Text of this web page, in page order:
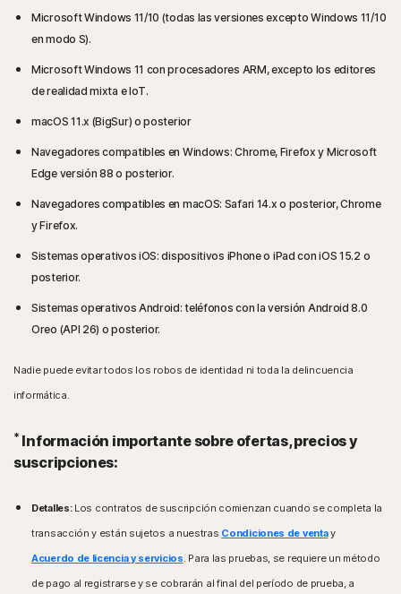
Microsoft Windows 11/10 (todas las versiones excepto Windows 11/10
en modo S).
Microsoft Windows 11 con procesadores ARM, excepto los editores
de realidad mixta e IoT.
macOS 11.x (BigSur) o posterior
Navegadores compatibles en Windows: Chrome, Firefox y Microsoft
Edge versión 88 o posterior.
Navegadores compatibles en macOS: Safari 14.x o posterior, Chrome
y Firefox.
Sistemas operativos iOS: dispositivos iPhone o iPad con iOS 15.2 o
posterior.
Sistemas operativos Android: teléfonos con la versión Android 8.0
Oreo (API 26) o posterior.
Nadie puede evitar todos los robos de identidad ni toda la delincuencia
informática.
* Información importante sobre ofertas, precios y
suscripciones:
Detalles:Los contratos de suscripción comienzan cuando se completa la
transacción y están sujetos a nuestras Condiciones de ventay
Acuerdo de licencia y servicios. Para las pruebas, se requiere un método
de pago al registrarse y se cobrarán al final del período de prueba, a